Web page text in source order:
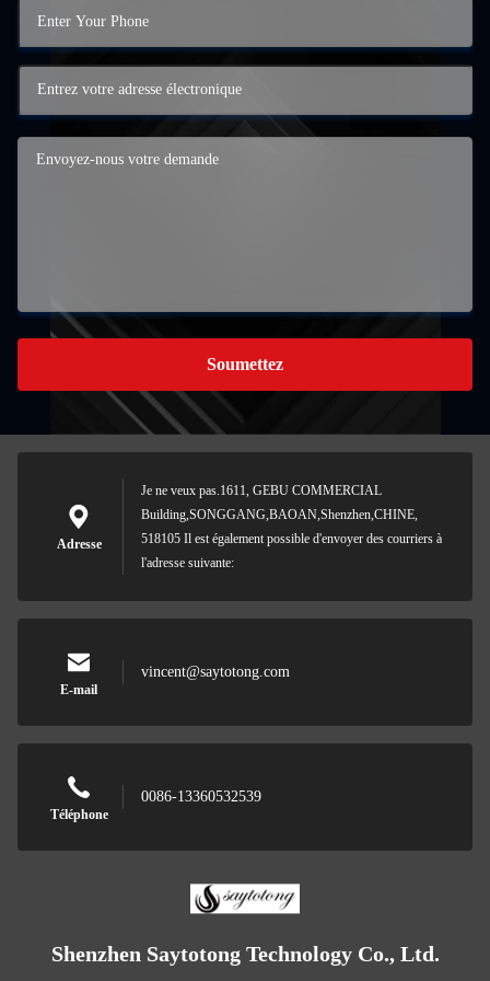
Soumettez
Adresse
Je ne veux pas.1611, GEBU COMMERCIAL
Building,SONGGANG,BAOAN,Shenzhen,CHINE,
518105 Il est également possible d'envoyer des courriers à
l'adresse suivante:
E-mail
vincent@saytotong.com
Téléphone
0086-13360532539
Shenzhen Saytotong Technology Co., Ltd.